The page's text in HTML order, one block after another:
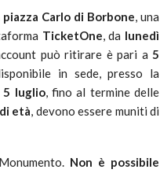
piazza Carlo di Borbone, una
TicketOne, da lunedì
può ritirare è pari a5
in sede, presso la
5 luglio, fino al termine delle
età, devono essere muniti di
Non è possibile